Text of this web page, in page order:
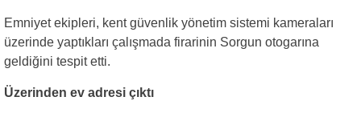
Emniyet ekipleri, kent güvenlik yönetim sistemi kameraları
üzerinde yaptıkları çalışmada firarinin Sorgun otogarına
geldiğini tespit etti.
Üzerinden ev adresi çıktı